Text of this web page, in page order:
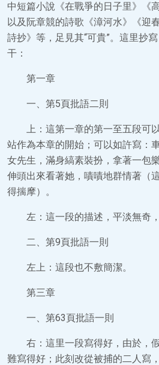
中短篇小說《在戰爭的日子里》《
以及阮章競的詩歌《漳河水》《迎
詩抄》等，足見其“可貴”。這里抄
干：
第一章
一、第5頁批語二則
上：這第一章的第一至五段可
站作為本章的開始；可以如許寫：
女先生，滿身縞素裝扮，拿著一包
伸頭出來看著她，嘖嘖地群情著（
得揣摩）。
左：這一段的描述，平淡無奇
二、第9頁批語一則
左上：這段也不敷簡潔。
第三章
一、第63頁批語一則
右：這里一段寫得好，由於，
難寫得好；此刻改從被捕的二人寫